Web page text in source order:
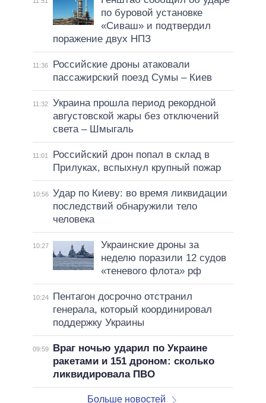
по буровой установке
«Сиваш» и подтвердил
поражение двух НПЗ
11:36
Российские дроны атаковали
пассажирский поезд Сумы – Киев
11:32
Украина прошла период рекордной
августовской жары без отключений
света – Шмыгаль
11:01
Российский дрон попал в склад в
Прилуках, вспыхнул крупный пожар
10:56 Удар по Киеву: во время ликвидации
последствий обнаружили тело
человека
10:27
Украинские дроны за
неделю поразили 12 судов
«теневого флота» рф
10:24
Пентагон досрочно отстранил
генерала, который координировал
поддержку Украины
09:59
Враг ночью ударил по Украине
ракетами и 151 дроном: сколько
ликвидировала ПВО
Больше новостей